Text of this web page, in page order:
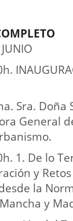
Sra. Doña
General
1. De lo
y
la
y